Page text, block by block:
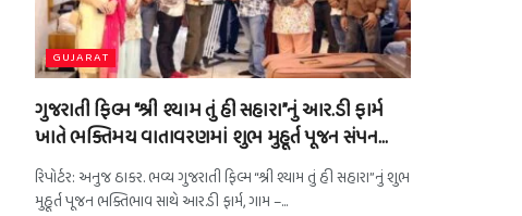
GUJARAT
ગુજરાતી ફિલ્મ “શ્રી શ્યામ તું હી સહારા”નું આર.ડી ફાર્મ
ખાતે ભક્તિમય વાતાવરણમાં શુભ મુહૂર્ત પૂજન સંપન…
રિપોર્ટર: અનુજ ઠાકર. ભવ્ય ગુજરાતી ફિલ્મ “શ્રી શ્યામ તું હી સહારા”નું શુભ
મુહૂર્ત પૂજન ભક્તિભાવ સાથે આર.ડી ફાર્મ, ગામ –...